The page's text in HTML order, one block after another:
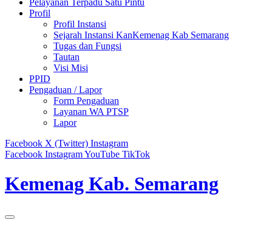
Pelayanan Terpadu Satu Pintu
Profil
Profil Instansi
Sejarah Instansi KanKemenag Kab Semarang
Tugas dan Fungsi
Tautan
Visi Misi
PPID
Pengaduan / Lapor
Form Pengaduan
Layanan WA PTSP
Lapor
Facebook X (Twitter) Instagram
Facebook InstagramYouTube TikTok
Kemenag Kab. Semarang